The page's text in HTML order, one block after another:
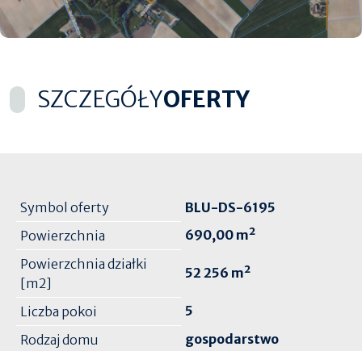
SZCZEGÓŁYOFERTY
Symbol oferty
BLU-DS-6195
Powierzchnia
690,00 m²
Powierzchnia działki
[m2]
52 256 m²
Liczba pokoi
5
Rodzaj domu
gospodarstwo